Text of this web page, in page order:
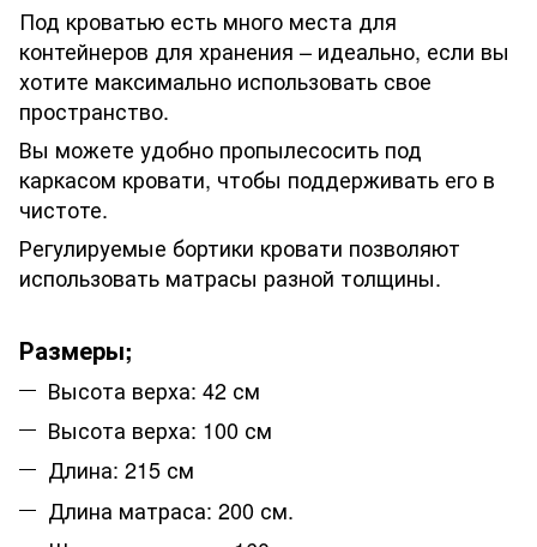
Под кроватью есть много места для
контейнеров для хранения – идеально, если вы
хотите максимально использовать свое
пространство.
Вы можете удобно пропылесосить под
каркасом кровати, чтобы поддерживать его в
чистоте.
Регулируемые бортики кровати позволяют
использовать матрасы разной толщины.
Размеры;
Высота верха: 42 см
Высота верха: 100 см
Длина: 215 см
Длина матраса: 200 см.